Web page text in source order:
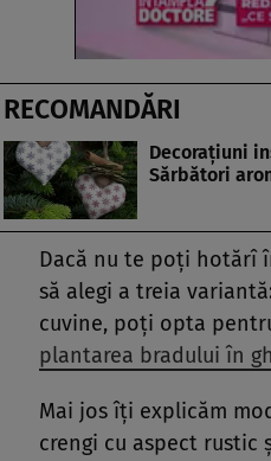
RECOMANDĂRI
Decoraţiuni
Sărbători
Dacă nu te poți hotărî
să alegi a treia
cuvine, poți opta
plantarea bradului în
Mai jos îți explicăm
crengi cu aspect rustic